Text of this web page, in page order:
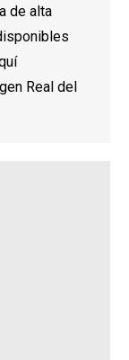
de alta
Real del